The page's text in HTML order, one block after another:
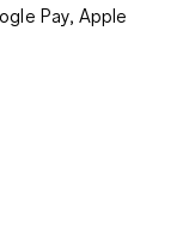
Pay, Apple